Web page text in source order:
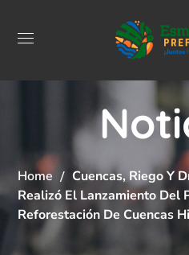
Home Cuencas, Riego Y
Realizó El Lanzamiento Del
Reforestación De Cuencas